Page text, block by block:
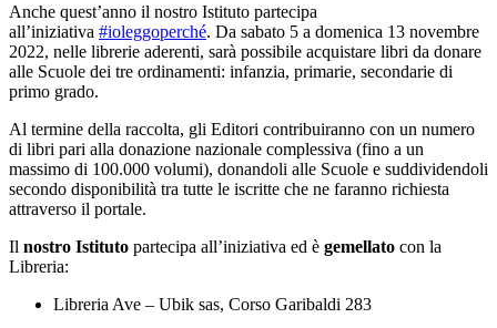
Anche quest’anno il nostro Istituto partecipa
all’iniziativa #ioleggoperché. Da sabato 5 a domenica 13 novembre
2022, nelle librerie aderenti, sarà possibile acquistare libri da donare
alle Scuole dei tre ordinamenti: infanzia, primarie, secondarie di
primo grado.
Al termine della raccolta, gli Editori contribuiranno con un numero
di libri pari alla donazione nazionale complessiva (fino a un
massimo di 100.000 volumi), donandoli alle Scuole e suddividendoli
secondo disponibilità tra tutte le iscritte che ne faranno richiesta
attraverso il portale.
Il nostro Istituto partecipa all’iniziativa ed è gemellato con la
Libreria:
Libreria Ave – Ubik sas, Corso Garibaldi 283